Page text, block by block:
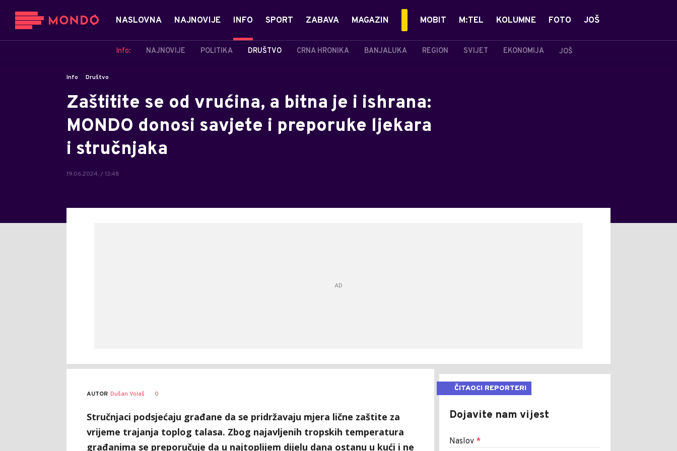
NASLOVNA NAJNOVIJE INFO
Info: NAJNOVIJE POLITIKA DRUŠTVO CRNA HRONIKA BANJALUKA REGION SVIJET EKONOMIJA JOŠ
SPORT ZABAVA MAGAZIN MOBIT M:TEL KOLUMNE FOTO JOŠ
Info Društvo
Zaštitite se od vrućina, a bitna je i ishrana:
MONDO donosi savjete i preporuke ljekara
i stručnjaka
19.06.2024. / 13:48
AUTOR Dušan Volaš 0
Stručnjaci pоdsјеćаju grаđаnе dа sе pridržаvајu mјеrа ličnе zаštitе za
vrijeme trajanja toplog talasa. Zbog najavljenih tropskih temperatura
građanima se preporučuje da u najtoplijem dijelu dana ostanu u kući i ne
ČITAOCI REPORTERI
Dojavite nam vijest
Naslov *